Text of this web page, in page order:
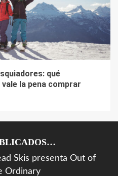
qué
la pena comprar
Skis presenta Out of
Ordinary